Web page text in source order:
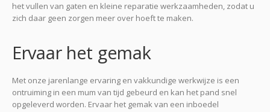
het vullen van gaten en kleine reparatie werkzaamheden, zodat u
zich daar geen zorgen meer over hoeft te maken.
Ervaar het gemak
Met onze jarenlange ervaring en vakkundige werkwijze is een
ontruiming in een mum van tijd gebeurd en kan het pand snel
opgeleverd worden. Ervaar het gemak van een inboedel